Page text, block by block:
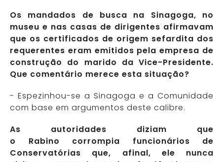
Os mandados de busca na Sinagoga, no
museu e nas casas de dirigentes afirmavam
que os certificados de origem sefardita dos
requerentes eram emitidos pela empresa de
construção do marido da Vice-Presidente.
Que comentário merece esta situação?
- Espezinhou-se a Sinagoga e a Comunidade
com base em argumentos deste calibre.
As autoridades diziam que
o Rabino corrompia funcionários de
Conservatórias que, afinal, ele nunca